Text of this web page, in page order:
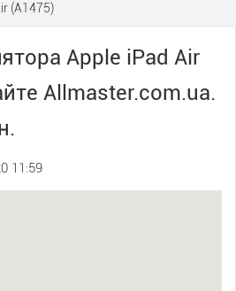
(A1475)
Apple iPad Air
Allmaster.com.ua.
11:59